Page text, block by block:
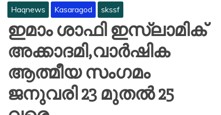
Haqnews Kasaragod skssf
ഇമാം ശാഫി ഇസ്ലാമിക്
അക്കാദമി,വാർഷിക
ആത്മീയ സംഗമം
ജനുവരി 23 മുതൽ 25